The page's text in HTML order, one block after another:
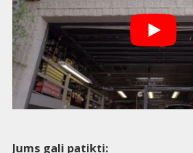
Jums gali patikti: